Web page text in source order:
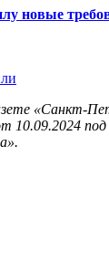
новые
«Санкт-
под